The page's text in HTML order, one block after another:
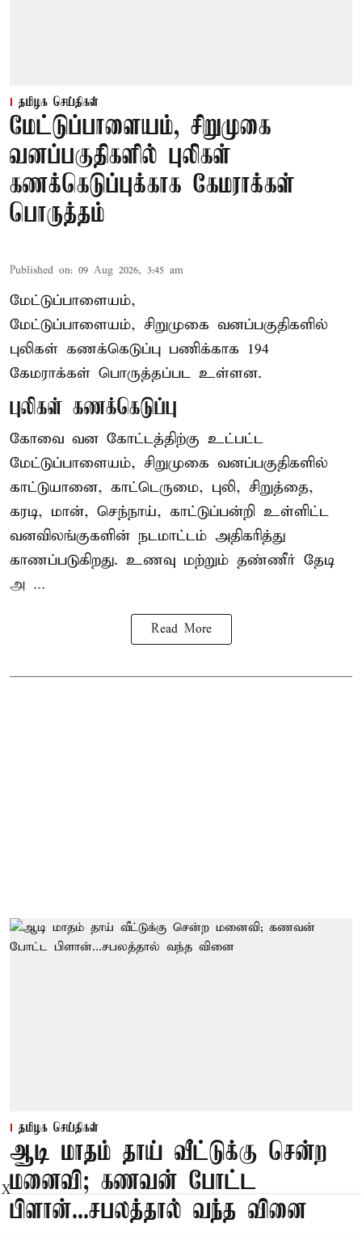
தமிழக செய்திகள்
மேட்டுப்பாளையம், சிறுமுகை
வனப்பகுதிகளில் புலிகள்
கணக்கெடுப்புக்காக கேமராக்கள்
பொருத்தம்
Published on: 09 Aug 2026, 3:45 am
மேட்டுப்பாளையம்,
மேட்டுப்பாளையம், சிறுமுகை வனப்பகுதிகளில்
புலிகள் கணக்கெடுப்பு பணிக்காக 194
கேமராக்கள் பொருத்தப்பட உள்ளன.
புலிகள் கணக்கெடுப்பு
கோவை வன கோட்டத்திற்கு உட்பட்ட
மேட்டுப்பாளையம், சிறுமுகை வனப்பகுதிகளில்
காட்டுயானை, காட்டெருமை, புலி, சிறுத்தை,
கரடி, மான், செந்நாய், காட்டுப்பன்றி உள்ளிட்ட
வனவிலங்குகளின் நடமாட்டம் அதிகரித்து
காணப்படுகிறது. உணவு மற்றும் தண்ணீர் தேடி
அ ...
Read More
தமிழக செய்திகள்
ஆடி மாதம் தாய் வீட்டுக்கு சென்ற
மனைவி; கணவன் போட்ட
பிளான்...சபலத்தால் வந்த வினை
X